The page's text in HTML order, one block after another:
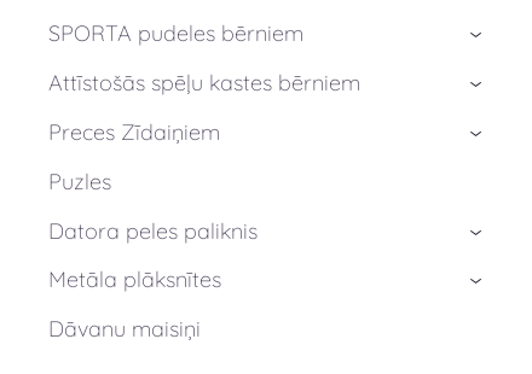
SPORTA pudeles bērniem
›
Attīstošās spēļu kastes bērniem ›
Preces Zīdaiņiem ›
Puzles
Datora peles paliknis
›
Metāla plāksnītes ›
Dāvanu maisiņi